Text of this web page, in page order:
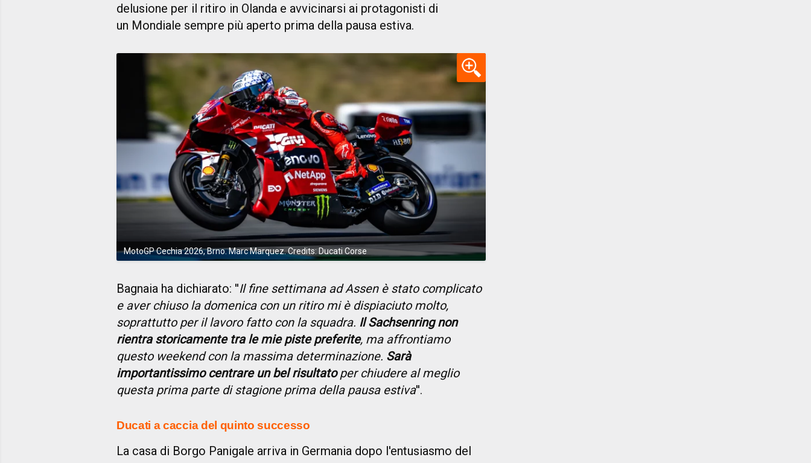
delusione per il ritiro in Olanda e avvicinarsi ai protagonisti di
un Mondiale sempre più aperto prima della pausa estiva.
MotoGP Cechia 2026, Brno. Marc Marquez. Credits: Ducati Corse
Bagnaia ha dichiarato: ''Il fine settimana ad Assen è stato complicato
e aver chiuso la domenica con un ritiro mi è dispiaciuto molto,
soprattutto per il lavoro fatto con la squadra. Il Sachsenring non
rientra storicamente tra le mie piste preferite, ma affrontiamo
questo weekend con la massima determinazione. Sarà
importantissimo centrare un bel risultatoper chiudere al meglio
questa prima parte di stagione prima della pausa estiva''.
Ducati a caccia del quinto successo
La casa di Borgo Panigale arriva in Germania dopo l'entusiasmo del